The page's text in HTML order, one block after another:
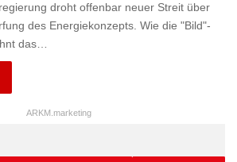
droht offenbar neuer Streit über
des Energiekonzepts. Wie die "Bild"-
das…
ARKM.marketing